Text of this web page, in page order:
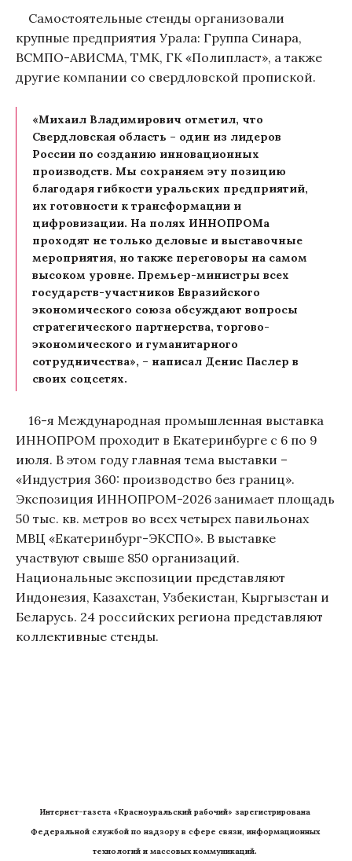
Самостоятельные стенды организовали
крупные предприятия Урала: Группа Синара,
ВСМПО-АВИСМА, ТМК, ГК «Полипласт», а также
другие компании со свердловской пропиской.
«Михаил Владимирович отметил, что
Свердловская область – один из лидеров
России по созданию инновационных
производств. Мы сохраняем эту позицию
благодаря гибкости уральских предприятий,
их готовности к трансформации и
цифровизации. На полях ИННОПРОМа
проходят не только деловые и выставочные
мероприятия, но также переговоры на самом
высоком уровне. Премьер-министры всех
государств-участников Евразийского
экономического союза обсуждают вопросы
стратегического партнерства, торгово-
экономического и гуманитарного
сотрудничества», – написал Денис Паслер в
своих соцсетях.
16-я Международная промышленная выставка
ИННОПРОМ проходит в Екатеринбурге с 6 по 9
июля. В этом году главная тема выставки –
«Индустрия 360: производство без границ».
Экспозиция ИННОПРОМ-2026 занимает площадь
50 тыс. кв. метров во всех четырех павильонах
МВЦ «Екатеринбург-ЭКСПО». В выставке
участвуют свыше 850 организаций.
Национальные экспозиции представляют
Индонезия, Казахстан, Узбекистан, Кыргызстан и
Беларусь. 24 российских региона представляют
коллективные стенды.
Интернет-газета «Красноуральский рабочий» зарегистрирована
Федеральной службой по надзору в сфере связи, информационных
технологий и массовых коммуникаций.